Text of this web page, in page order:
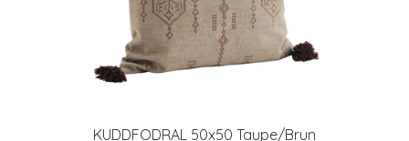
KUDDFODRAL 50x50 Taupe/Brun